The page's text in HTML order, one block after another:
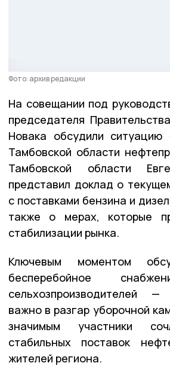
Фото: архив редакции
На совещании под
председателя
Новака обсудили ситуацию
Тамбовской области
Тамбовской области
представил доклад о
с поставками бензина и
также о мерах, которые
стабилизации рынка.
Ключевым моментом
бесперебойное
сельхозпроизводителей
важно в разгар уборочной
значимым участники
стабильных поставок
жителей региона.